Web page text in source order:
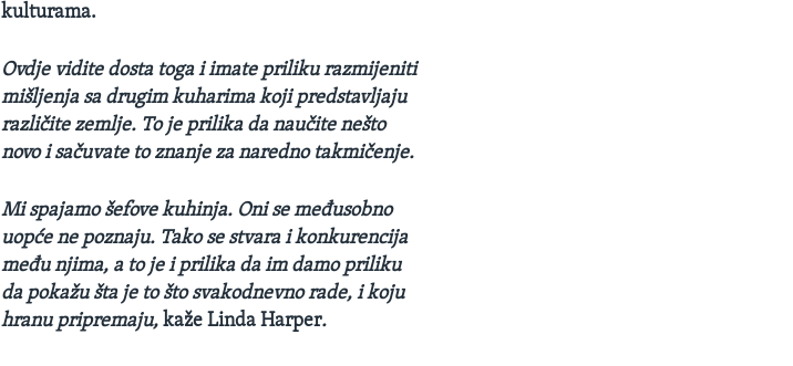
kulturama.
Ovdje vidite dosta toga i imate priliku razmijeniti
mišljenja sa drugim kuharima koji predstavljaju
različite zemlje. To je prilika da naučite nešto
novo i sačuvate to znanje za naredno takmičenje.
Mi spajamo šefove kuhinja. Oni se međusobno
uopće ne poznaju. Tako se stvara i konkurencija
među njima, a to je i prilika da im damo priliku
da pokažu šta je to što svakodnevno rade, i koju
hranu pripremaju, kaže Linda Harper.